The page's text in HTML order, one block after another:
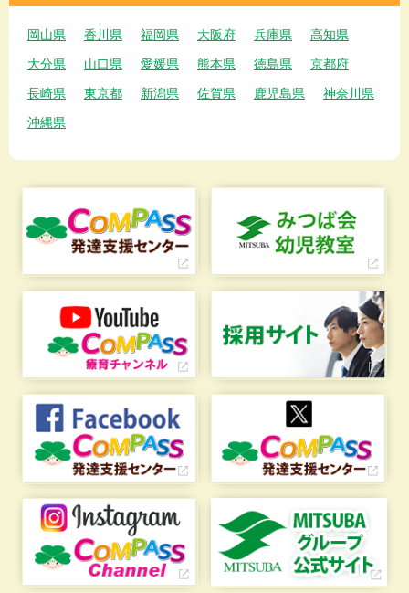
岡山県 香川県 福岡県 大阪府 兵庫県
高知県
大分県
山口県 愛媛県 熊本県 徳島県
京都府
長崎県
東京都 新潟県 佐賀県 鹿児島県
神奈川県
沖縄県